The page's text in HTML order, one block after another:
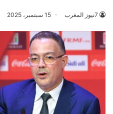
7نيوز المغرب 15 سبتمبر، 2025